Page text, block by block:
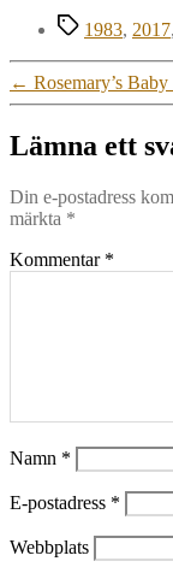
Etiketter
1983, 2017,
← Rosemary’s Baby
Lämna ett
Din e-postadress
märkta *
Kommentar *
Namn *
E-postadress *
Webbplats